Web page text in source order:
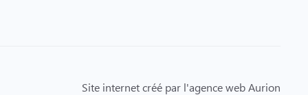
Site internet créé par l'agence web Aurion